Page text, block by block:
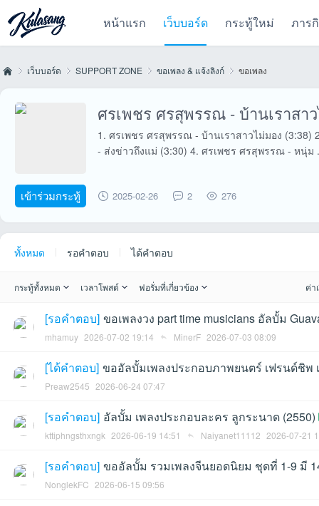
หน้าแรก เว็บบอร์ด กระทู้ใหม่ ภาร
เว็บบอร์ด SUPPORT ZONE
›
ขอเพลง & แจ้งลิงก์
›
ขอเพลง
ศรเพชร ศรสุพรรณ - บ้านเราสา
1. ศรเพชร ศรสุพรรณ - บ้านเราสาวไม่มอง
- ส่งข่าวถึงแม่ (3:30) 4. ศรเพชร ศรสุพรรณ - หนุ่ม
เข้าร่วมกระทู้ 2025-02-26 2 276
ทั้งหมด รอคำตอบ ได้คำตอบ
กระทู้ทั้งหมด เวลาโพสต์ ฟอรั่มที่เกี่ยวข้อง ค่า
[รอคำตอบ] ขอเพลงวง part time musicians อัลบั้ม
mhamuy 2026-07-02 19:14 MinerF 2026-07-03 08:09
[ได้คำตอบ] ขออัลบั้มเพลงประกอบภาพยนตร์ เฟรนด์ชิพ
Preaw2545 2026-06-24 07:47
[รอคำตอบ] อัลบั้ม เพลงประกอบละคร ลูกระนาด (2550)
kttiphngsthxngk 2026-06-19 14:51 Naiyanet11112 2026-07-21
[รอคำตอบ] ขออัลบั้ม รวมเพลงจีนยอดนิยม ชุดที่ 1-9 มี
NonglekFC 2026-06-15 09:56